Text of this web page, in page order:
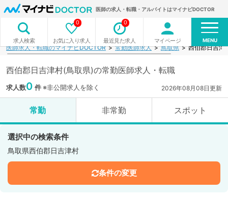
医師の求人・転職・アルバイトはマイナビDOCTOR
求人検索 お気に入り求人
0
最近見た求人
0
マイページ MENU
医師求人・転職のマイナビDOCTOR 常勤医師求人 鳥取県 西伯郡日吉津
西伯郡日吉津村(鳥取県)の常勤医師求人・転職
求人数0 件※非公開求人を除く 2026年08月08日更新
常勤 非常勤 スポット
選択中の検索条件
鳥取県西伯郡日吉津村
条件の変更